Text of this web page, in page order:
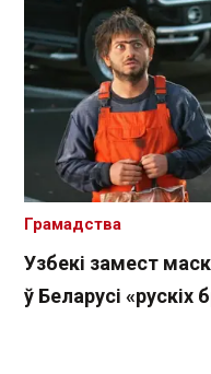
Узбекі замест
ў Беларусі «рускіх
Грамадства